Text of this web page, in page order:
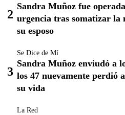
Sandra Muñoz fue
urgencia tras somatizar la
su esposo
Se Dice de Mí
Sandra Muñoz enviudó a
los 47 nuevamente perdió
su vida
La Red